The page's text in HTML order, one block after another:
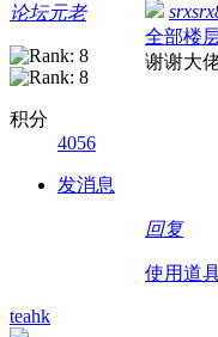
论坛元老
积分
4056
发消息
全部楼
谢谢大
回复
使用道
teahk